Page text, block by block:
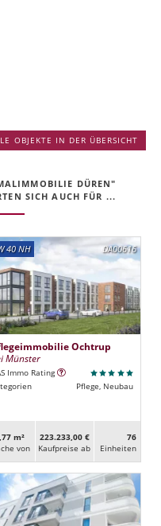
OBJEKTE IN DER ÜBERSICHT
DÜREN"
SICH AUCH FÜR ...
DA00616
40 NH
Ochtrup
Münster
Immo Rating
Pflege, Neubau
m²
von
223.233,00 €
Kaufpreise ab
76
Ein­heiten